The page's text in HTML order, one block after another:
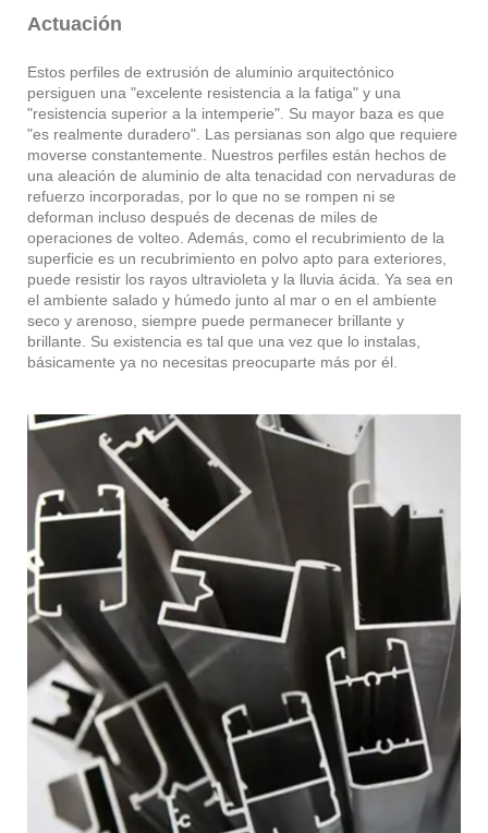
Actuación
Estos perfiles de extrusión de aluminio arquitectónico
persiguen una "excelente resistencia a la fatiga" y una
"resistencia superior a la intemperie". Su mayor baza es que
"es realmente duradero". Las persianas son algo que requiere
moverse constantemente. Nuestros perfiles están hechos de
una aleación de aluminio de alta tenacidad con nervaduras de
refuerzo incorporadas, por lo que no se rompen ni se
deforman incluso después de decenas de miles de
operaciones de volteo. Además, como el recubrimiento de la
superficie es un recubrimiento en polvo apto para exteriores,
puede resistir los rayos ultravioleta y la lluvia ácida. Ya sea en
el ambiente salado y húmedo junto al mar o en el ambiente
seco y arenoso, siempre puede permanecer brillante y
brillante. Su existencia es tal que una vez que lo instalas,
básicamente ya no necesitas preocuparte más por él.